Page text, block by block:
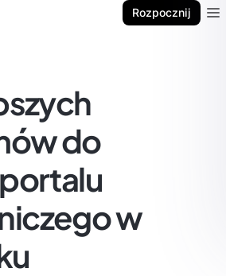
Rozpocznij
do
w